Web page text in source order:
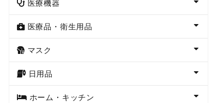
医療機器
医療品・衛生用品
マスク
日用品
ホーム・キッチン